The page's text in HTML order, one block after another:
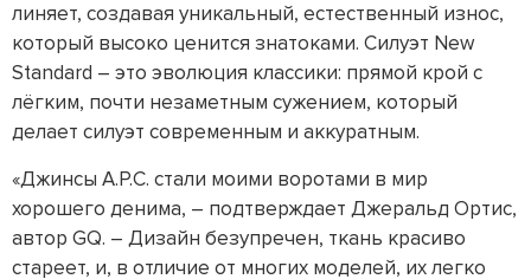
линяет, создавая уникальный, естественный износ,
который высоко ценится знатоками. Силуэт New
Standard – это эволюция классики: прямой крой с
лёгким, почти незаметным сужением, который
делает силуэт современным и аккуратным.
«Джинсы A.P.C. стали моими воротами в мир
хорошего денима, – подтверждает Джеральд Ортис,
автор GQ. – Дизайн безупречен, ткань красиво
стареет, и, в отличие от многих моделей, их легко